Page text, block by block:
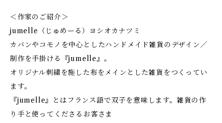
＜作家のご紹介＞
jumelle（じゅめーる）ヨシオカナツミ
カバンやコモノを中心としたハンドメイド雑貨のデザイン／
制作を手掛ける『jumelle』。
オリジナル刺繍を施した布をメインとした雑貨をつくってい
ます。
『jumelle』とはフランス語で双子を意味します。雑貨の作
り手と使ってくださるお客さま